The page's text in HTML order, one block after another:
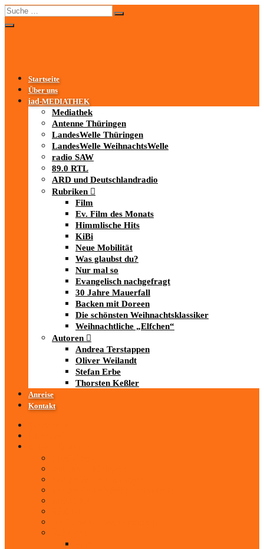
Startseite
Über uns
iad-MEDIATHEK
Mediathek
Antenne Thüringen
LandesWelle Thüringen
LandesWelle WeihnachtsWelle
radio SAW
89.0 RTL
ARD und Deutschlandradio
Rubriken
Film
Ev. Film des Monats
Himmlische Hits
KiBi
Neue Mobilität
Was glaubst du?
Nur mal so
Evangelisch nachgefragt
30 Jahre Mauerfall
Backen mit Doreen
Die schönsten Weihnachtsklassiker
Weihnachtliche „Elfchen“
Autoren
Andrea Terstappen
Oliver Weilandt
Stefan Erbe
Thorsten Keßler
Anreise
Kontakt